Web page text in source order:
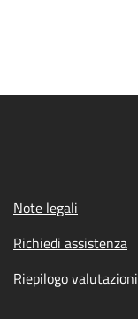
Note legali
Richiedi assistenza
Riepilogo valutazioni